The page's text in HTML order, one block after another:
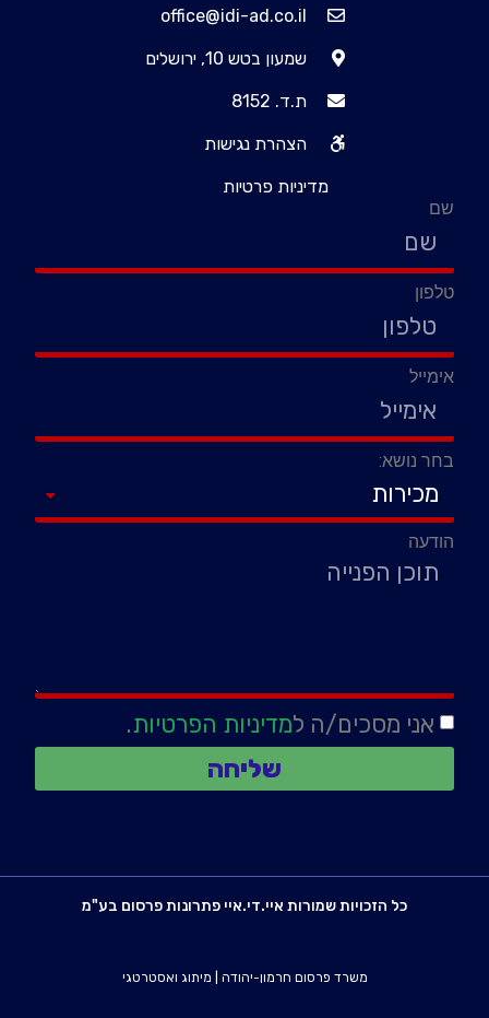
office@idi-ad.co.il
שמעון בטש 10, ירושלים
ת.ד. 8152
הצהרת נגישות
מדיניות פרטיות
שם
טלפון
אימייל
בחר נושא:
הודעה
אני מסכים/ה למדיניות הפרטיות.
שליחה
כל הזכויות שמורות איי.די.איי פתרונות פרסום בע"מ
משרד פרסום חרמון-יהודה מיתוג ואסטרטגי